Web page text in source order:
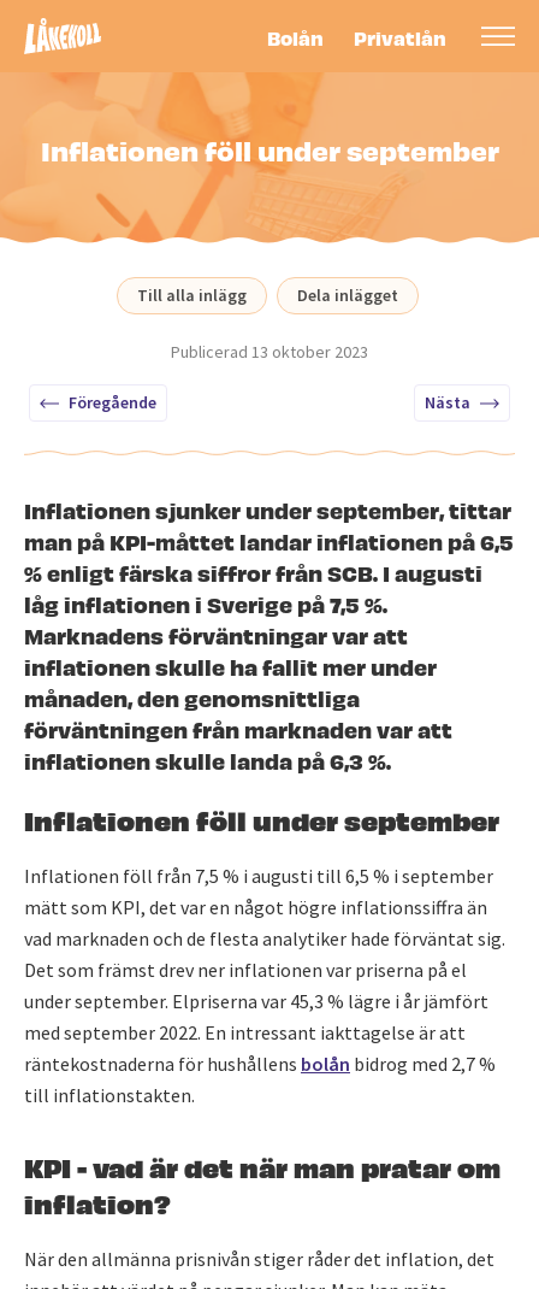
Bolån Privatlån
Inflationen föll under september
Till alla inlägg Dela inlägget
Publicerad 13 oktober 2023
Föregående Nästa
Inflationen sjunker under september, tittar
man på KPI-måttet landar inflationen på 6,5
% enligt färska siffror från SCB. I augusti
låg inflationen i Sverige på 7,5 %.
Marknadens förväntningar var att
inflationen skulle ha fallit mer under
månaden, den genomsnittliga
förväntningen från marknaden var att
inflationen skulle landa på 6,3 %.
Inflationen föll under september
Inflationen föll från 7,5 % i augusti till 6,5 % i september
mätt som KPI, det var en något högre inflationssiffra än
vad marknaden och de flesta analytiker hade förväntat sig.
Det som främst drev ner inflationen var priserna på el
under september. Elpriserna var 45,3 % lägre i år jämfört
med september 2022. En intressant iakttagelse är att
räntekostnaderna för hushållens bolån bidrog med 2,7 %
till inflationstakten.
KPI - vad är det när man pratar om
inflation?
När den allmänna prisnivån stiger råder det inflation, det